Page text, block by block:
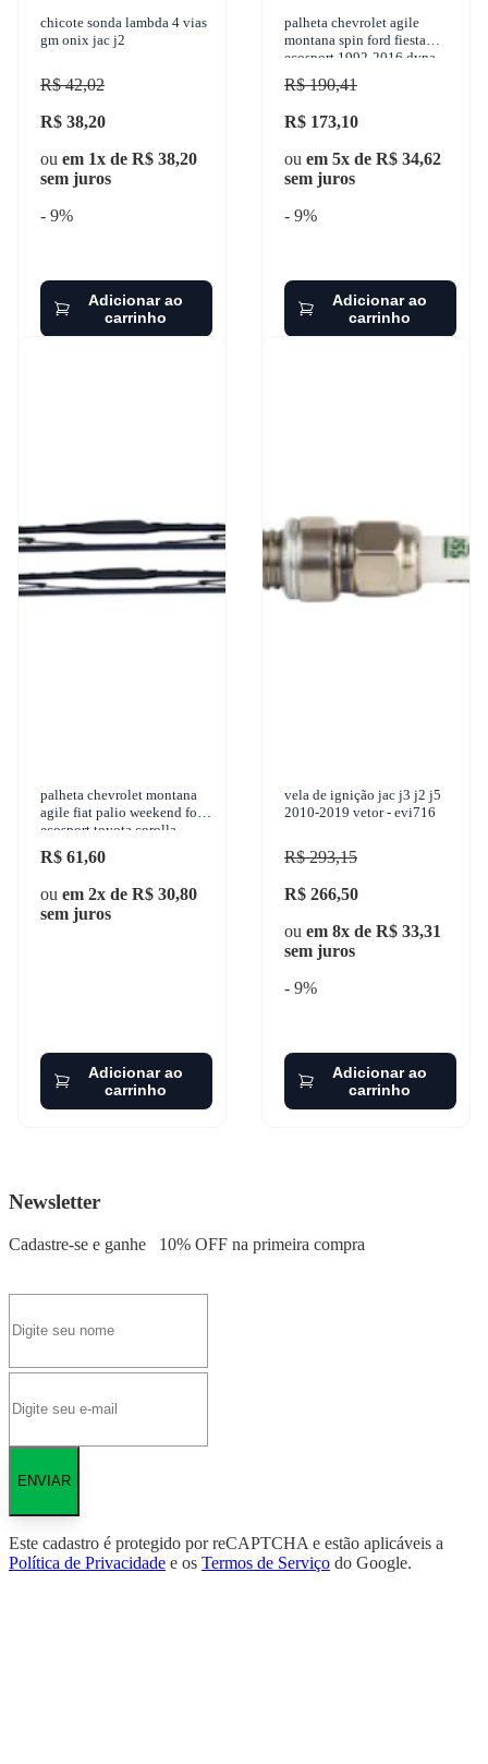
chicote sonda lambda 4 vias
gm onix jac j2
R$ 42,02
R$ 38,20
ou em 1x de R$ 38,20
sem juros
- 9%
Adicionar ao
carrinho
palheta chevrolet agile
montana spin ford fiesta
ecosport 1992-2016 dyna -
323
R$ 190,41
R$ 173,10
ou em 5x de R$ 34,62
sem juros
- 9%
Adicionar ao
carrinho
palheta chevrolet montana
agile fiat palio weekend ford
ecosport toyota corolla
1992-2018 granero - 22189
R$ 61,60
ou em 2x de R$ 30,80
sem juros
Adicionar ao
carrinho
vela de ignição jac j3 j2 j5
2010-2019 vetor - evi716
R$ 293,15
R$ 266,50
ou em 8x de R$ 33,31
sem juros
- 9%
Adicionar ao
carrinho
Newsletter
Cadastre-se e ganhe 10% OFF na primeira compra
ENVIAR
Este cadastro é protegido por reCAPTCHA e estão aplicáveis a
Política de Privacidade e os Termos de Serviço do Google.